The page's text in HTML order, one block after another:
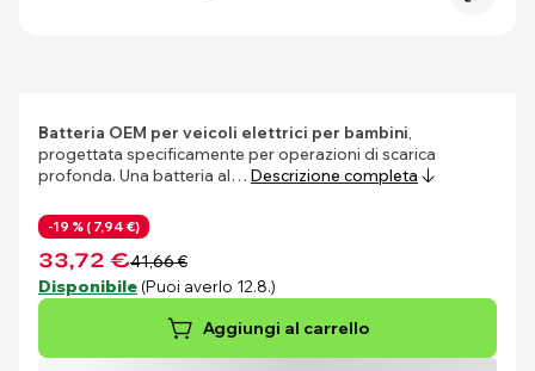
Batteria OEM per veicoli elettrici per bambini
progettata specificamente per operazioni di scarica
profonda. Una batteria al… Descrizione completa
-19 % ( 7,94 €)
33,72 €41,66 €
Disponibile (Puoi averlo 12.8.)
Aggiungi al carrello